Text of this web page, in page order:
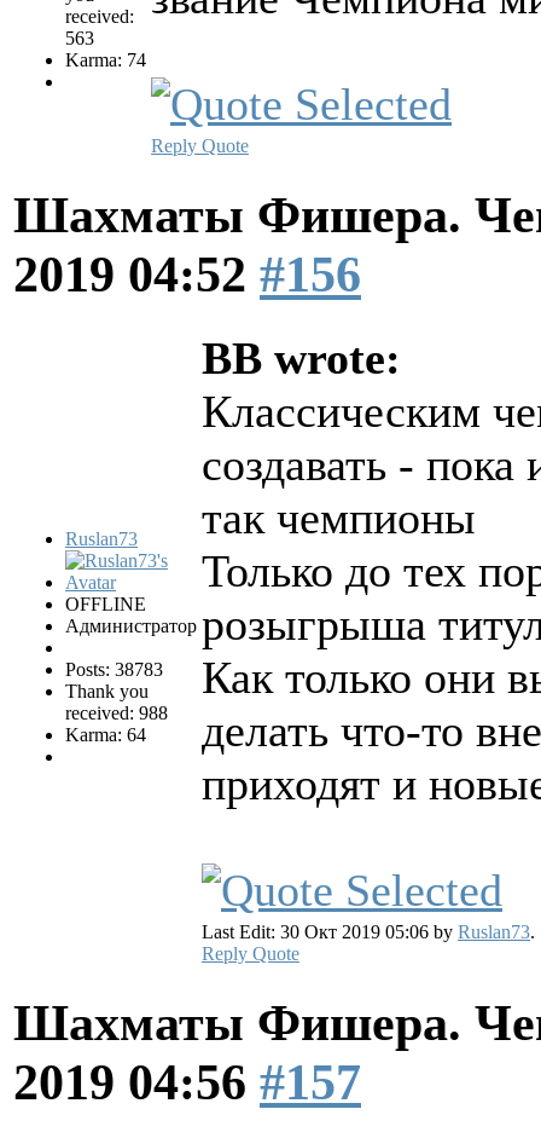
received:
563
Karma: 74
Reply Quote
Шахматы Фишера.
2019 04:52 #156
Ruslan73
OFFLINE
Администратор
Posts: 38783
Thank you
received: 988
Karma: 64
BB wrote:
Классическим
создавать -
так чемпионы
Только до тех
розыгрыша
Как только они
делать что-то
приходят и
Last Edit: 30 Окт 2019 05:06 by Ruslan73.
Reply Quote
Шахматы Фишера.
2019 04:56 #157